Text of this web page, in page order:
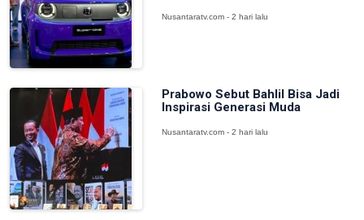
Nusantaratv.com - 2 hari lalu
Prabowo Sebut Bahlil Bisa Jadi
Inspirasi Generasi Muda
Nusantaratv.com - 2 hari lalu